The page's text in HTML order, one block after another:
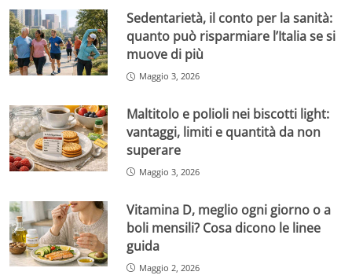
Sedentarietà, il conto per la sanità:
quanto può risparmiare l’Italia se si
muove di più
Maggio 3, 2026
Maltitolo e polioli nei biscotti light:
vantaggi, limiti e quantità da non
superare
Maggio 3, 2026
Vitamina D, meglio ogni giorno o a
boli mensili? Cosa dicono le linee
guida
Maggio 2, 2026